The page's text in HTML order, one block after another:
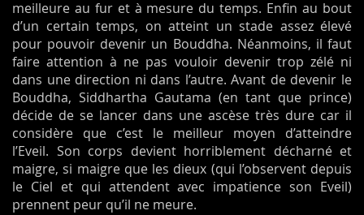
meilleure au fur et à mesure du temps. Enfin au bout
d’un certain temps, on atteint un stade assez élevé
pour pouvoir devenir un Bouddha. Néanmoins, il faut
faire attention à ne pas vouloir devenir trop zélé ni
dans une direction ni dans l’autre. Avant de devenir le
Bouddha, Siddhartha Gautama (en tant que prince)
décide de se lancer dans une ascèse très dure car il
considère que c’est le meilleur moyen d’atteindre
l’Eveil. Son corps devient horriblement décharné et
maigre, si maigre que les dieux (qui l’observent depuis
le Ciel et qui attendent avec impatience son Eveil)
prennent peur qu’il ne meure.